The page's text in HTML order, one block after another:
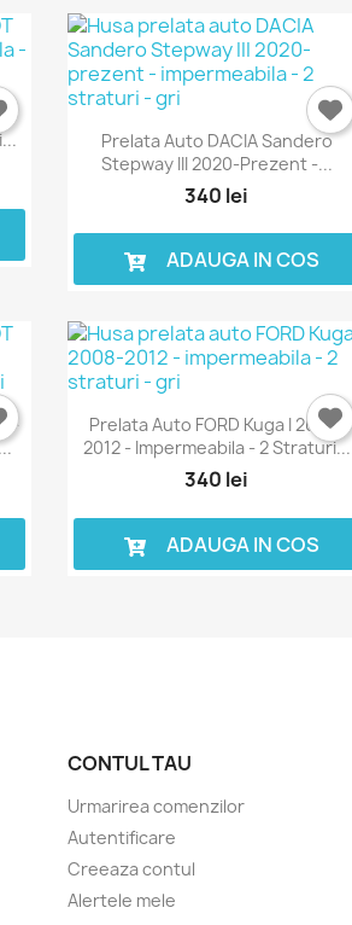
Prelata Auto DACIA Sandero
Stepway III 2020-Prezent -...
340 lei
ADAUGA IN COS
Prelata Auto FORD Kuga I 2008-
2012 - Impermeabila - 2 Straturi...
340 lei
ADAUGA IN COS
CONTUL TAU
Urmarirea comenzilor
Autentificare
Creeaza contul
Alertele mele